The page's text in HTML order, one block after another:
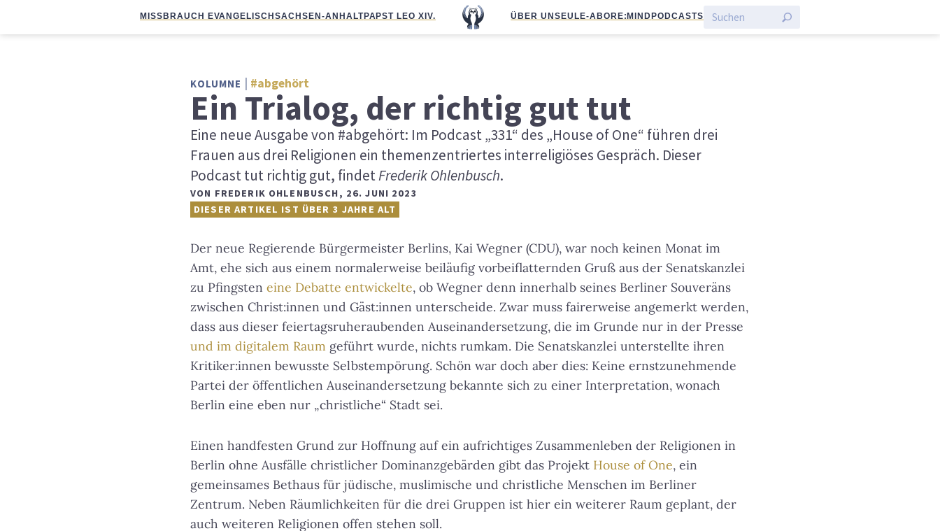
MISSBRAUCH EVANGELISCHSACHSEN-ANHALTPAPST LEO XIV. ÜBER UNS EULE-ABO RE:MIND PODCASTS
KOLUMNE #abgehört
Ein Trialog, der richtig gut tut
Eine neue Ausgabe von #abgehört: Im Podcast „331“ des „House of One“ führen drei
Frauen aus drei Religionen ein themenzentriertes interreligiöses Gespräch. Dieser
Podcast tut richtig gut, findetFrederik Ohlenbusch.
VON FREDERIK OHLENBUSCH, 26. JUNI 2023
DIESER ARTIKEL IST ÜBER 3 JAHRE ALT
Der neue Regierende Bürgermeister Berlins, Kai Wegner (CDU), war noch keinen Monat im
Amt, ehe sich aus einem normalerweise beiläufig vorbeiflatternden Gruß aus der Senatskanzlei
zu Pfingsten eine Debatte entwickelte, ob Wegner denn innerhalb seines Berliner Souveräns
zwischen Christ:innen und Gäst:innen unterscheide. Zwar muss fairerweise angemerkt werden,
dass aus dieser feiertagsruheraubenden Auseinandersetzung, die im Grunde nur in der Presse
und im digitalem Raum geführt wurde, nichts rumkam. Die Senatskanzlei unterstellte ihren
Kritiker:innen bewusste Selbstempörung. Schön war doch aber dies: Keine ernstzunehmende
Partei der öffentlichen Auseinandersetzung bekannte sich zu einer Interpretation, wonach
Berlin eine eben nur „christliche“ Stadt sei.
Einen handfesten Grund zur Hoffnung auf ein aufrichtiges Zusammenleben der Religionen in
Berlin ohne Ausfälle christlicher Dominanzgebärden gibt das Projekt House of One, ein
gemeinsames Bethaus für jüdische, muslimische und christliche Menschen im Berliner
Zentrum. Neben Räumlichkeiten für die drei Gruppen ist hier ein weiterer Raum geplant, der
auch weiteren Religionen offen stehen soll.